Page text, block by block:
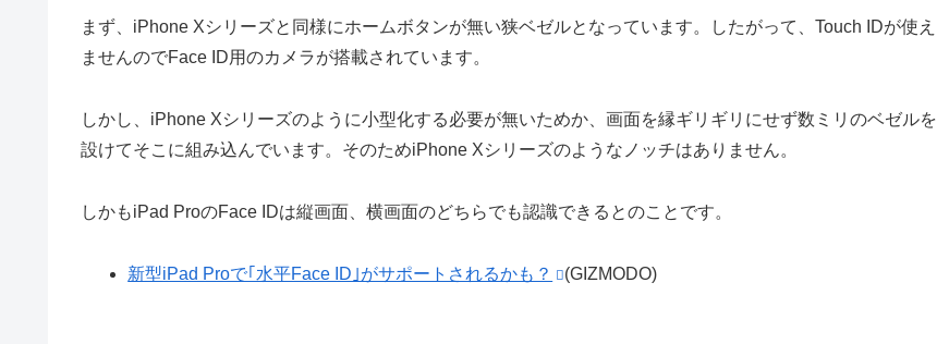
まず、iPhone Xシリーズと同様にホームボタンが無い狭ベゼルとなっています。したがって、Touch IDが使え
ませんのでFace ID用のカメラが搭載されています。
しかし、iPhone Xシリーズのように小型化する必要が無いためか、画面を縁ギリギリにせず数ミリのベゼルを
設けてそこに組み込んでいます。そのためiPhone Xシリーズのようなノッチはありません。
しかもiPad ProのFace IDは縦画面、横画面のどちらでも認識できるとのことです。
新型iPad Proで｢水平Face ID｣がサポートされるかも？ (GIZMODO)